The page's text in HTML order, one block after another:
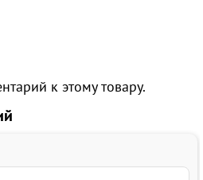
к этому товару.